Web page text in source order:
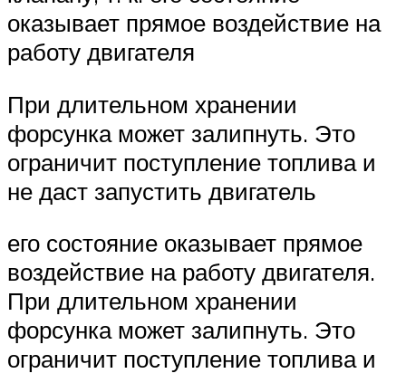
оказывает прямое воздействие на
работу двигателя
При длительном хранении
форсунка может залипнуть. Это
ограничит поступление топлива и
не даст запустить двигатель
его состояние оказывает прямое
воздействие на работу двигателя.
При длительном хранении
форсунка может залипнуть. Это
ограничит поступление топлива и